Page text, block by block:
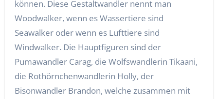
können. Diese Gestaltwandler nennt man
Woodwalker, wenn es Wassertiere sind
Seawalker oder wenn es Lufttiere sind
Windwalker. Die Hauptfiguren sind der
Pumawandler Carag, die Wolfswandlerin Tikaani,
die Rothörnchenwandlerin Holly, der
Bisonwandler Brandon, welche zusammen mit